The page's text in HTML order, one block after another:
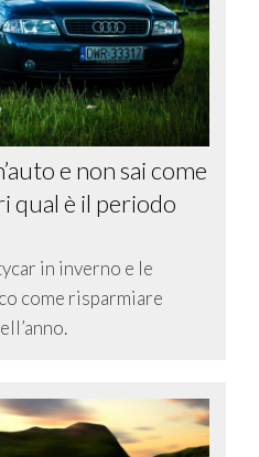
e non sai come
qual è il periodo
in inverno e le
come risparmiare